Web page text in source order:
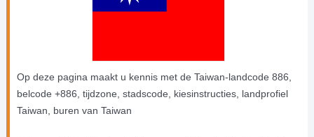
Op deze pagina maakt u kennis met de Taiwan-landcode 886,
belcode +886, tijdzone, stadscode, kiesinstructies, landprofiel
Taiwan, buren van Taiwan